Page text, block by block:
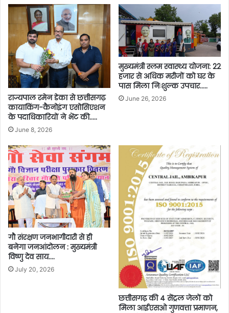
राज्यपाल रमेन डेका से छत्तीसगढ़
कायाकिंग-कैनोइंग एसोसिएशन
के पदाधिकारियों ने भेंट की…..
June 8, 2026
मुख्यमंत्री स्लम स्वास्थ्य योजना: 22
हजार से अधिक मरीजों को घर के
पास मिला निःशुल्क उपचार…..
June 26, 2026
गौ संरक्षण जनभागीदारी से ही
बनेगा जनआंदोलन : मुख्यमंत्री
विष्णु देव साय….
July 20, 2026
छत्तीसगढ़ की 4 सेंट्रल जेलों को
मिला आईएसओ गुणवत्ता प्रमाणन,